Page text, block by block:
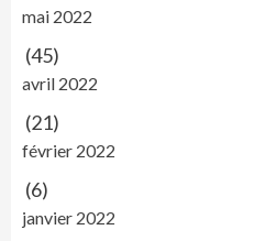
mai 2022
(45)
avril 2022
(21)
février 2022
(6)
janvier 2022